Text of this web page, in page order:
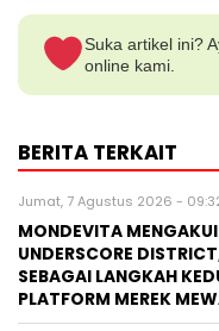
Suka artikel ini?
online kami.
BERITA TERKAIT
Jumat, 7 Agustus 2026 -
MONDEVITA
UNDERSCORE
SEBAGAI LANGKAH
PLATFORM MEREK